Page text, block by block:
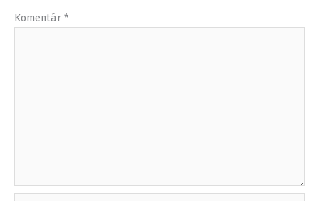
Komentár *